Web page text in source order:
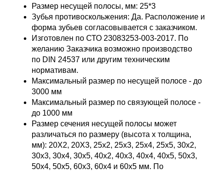
Размер несущей полосы, мм: 25*3
Зубья противоскольжения: Да. Расположение и
форма зубьев согласовывается с заказчиком.
Изготовлен по СТО 23083253-003-2017. По
желанию Заказчика возможно производство
по DIN 24537 или другим техническим
нормативам.
Максимальный размер по несущей полосе - до
3000 мм
Максимальный размер по связующей полосе -
до 1000 мм
Размер сечения несущей полосы может
различаться по размеру (высота х толщина,
мм): 20Х2, 20Х3, 25х2, 25х3, 25х4, 25х5, 30х2,
30х3, 30х4, 30х5, 40х2, 40х3, 40х4, 40х5, 50х3,
50х4, 50х5, 60х3, 60х4 и 60х5 мм. По